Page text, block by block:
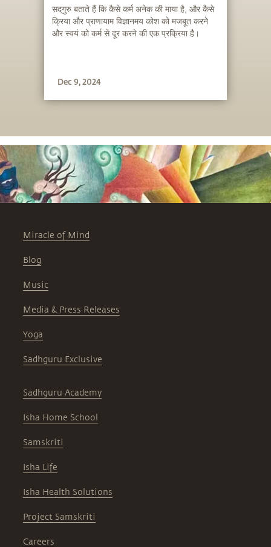
सद्‌गुरु बताते हैं कि कैसे कर्म अनेक की माया है, और कैसे
क्रिया और प्राणायाम विज्ञानमय कोश को मजबूत करने
और स्वयं को कर्म से दूर करने की एक प्रक्रिया है।
Dec 9, 2024
Miracle of Mind
Blog
Music
Media & Press Releases
Yoga
Sadhguru Exclusive
Sadhguru Academy
Isha Home School
Samskriti
Isha Life
Isha Health Solutions
Project Samskriti
Careers